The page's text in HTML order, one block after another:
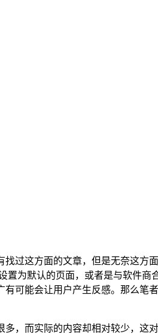
过这方面的文章，但是无奈这
为默认的页面，或者是与软件
可能会让用户产生反感。那么笔
，而实际的内容却相对较少，这